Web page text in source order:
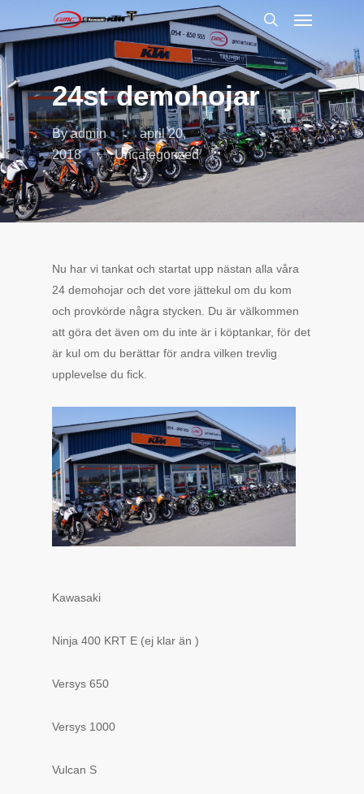
to
main
content
search
Menu
24st demohojar
By admin
april 20,
2018
Uncategorized
Nu har vi tankat och startat upp nästan alla våra
24 demohojar och det vore jättekul om du kom
och provkörde några stycken. Du är välkommen
att göra det även om du inte är i köptankar, för det
är kul om du berättar för andra vilken trevlig
upplevelse du fick.
Kawasaki
Ninja 400 KRT E (ej klar än )
Versys 650
Versys 1000
Vulcan S